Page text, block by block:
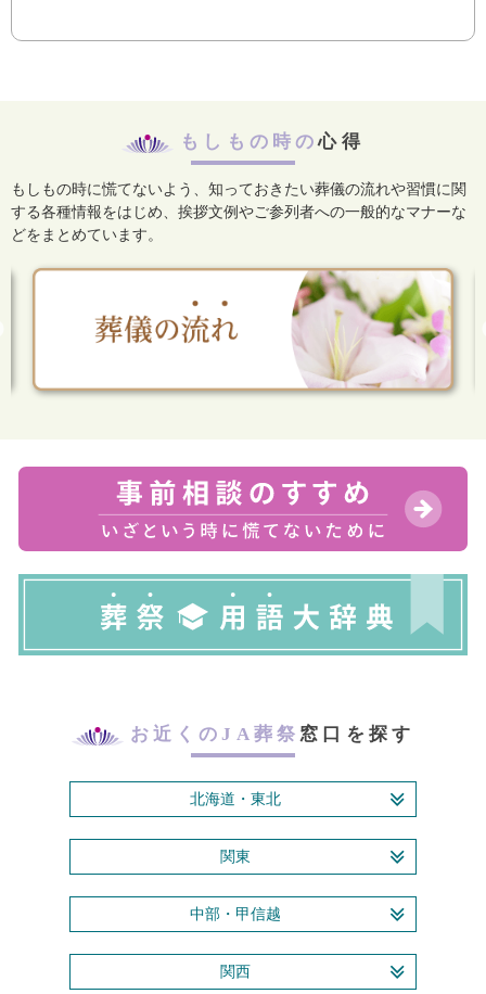
もしもの時の心得
もしもの時に慌てないよう、知っておきたい葬儀の流れや習慣に関
する各種情報をはじめ、 挨拶文例やご参列者への一般的なマナーな
どをまとめています。
お近くのJA葬祭 窓口を探す
北海道・東北
関東
中部・甲信越
関西